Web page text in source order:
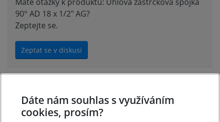
90° AD 18 x 1/2" AG?
Zeptejte se.
Zeptat se v diskusi
Hodnocení produktu
Dáte nám souhlas s využíváním
cookies, prosím?